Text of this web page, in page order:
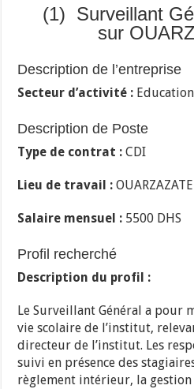
(1) Surveillant
sur
Description de l’entreprise
Secteur d’activité : Education
Description de Poste
Type de contrat :CDI
Lieu de travail : OUARZAZATE
Salaire mensuel : 5500 DHS
Profil recherché
Description du profil :
Le Surveillant Général a pour
vie scolaire de l’institut,
directeur de l’institut. Les
suivi en présence des
règlement intérieur, la gestion